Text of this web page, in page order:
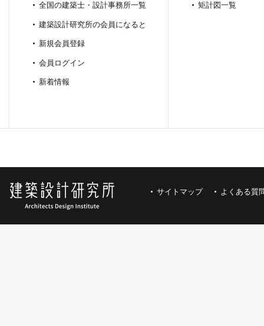
全国の建築士・設計事務所一覧
建築設計研究所の会員になると
新規会員登録
会員ログイン
新着情報
矩計図一覧
サイトマップ よくある質